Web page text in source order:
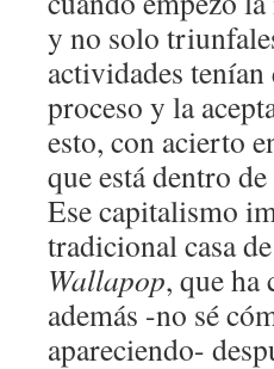
y no solo
actividades
proceso y la
esto, con acierto
que está dentro
Ese capitalismo
tradicional casa
Wallapop, que ha
además -no sé
apareciendo-